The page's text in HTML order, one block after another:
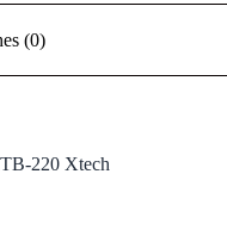
(0)
220 Xtech